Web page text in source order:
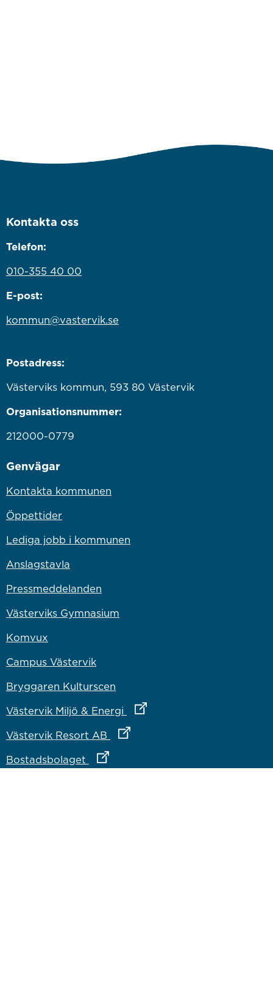
Kontakta oss
Telefon:
010-355 40 00
E-post:
kommun@vastervik.se
Postadress:
Västerviks kommun, 593 80 Västervik
Organisationsnummer:
212000-0779
Genvägar
Kontakta kommunen
Öppettider
Lediga jobb i kommunen
Anslagstavla
Pressmeddelanden
Västerviks Gymnasium
Komvux
Campus Västervik
Bryggaren Kulturscen
Västervik Miljö & Energi
Länk till annan webbplats
Västervik Resort AB Länk till annan webbplats
Bostadsbolaget Länk till annan webbplats